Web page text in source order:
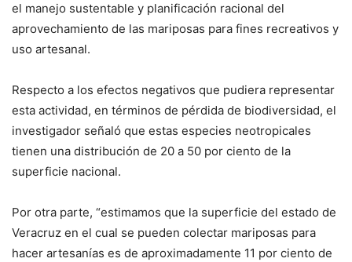
el manejo sustentable y planificación racional del
aprovechamiento de las mariposas para fines recreativos y
uso artesanal.
Respecto a los efectos negativos que pudiera representar
esta actividad, en términos de pérdida de biodiversidad, el
investigador señaló que estas especies neotropicales
tienen una distribución de 20 a 50 por ciento de la
superficie nacional.
Por otra parte, “estimamos que la superficie del estado de
Veracruz en el cual se pueden colectar mariposas para
hacer artesanías es de aproximadamente 11 por ciento de